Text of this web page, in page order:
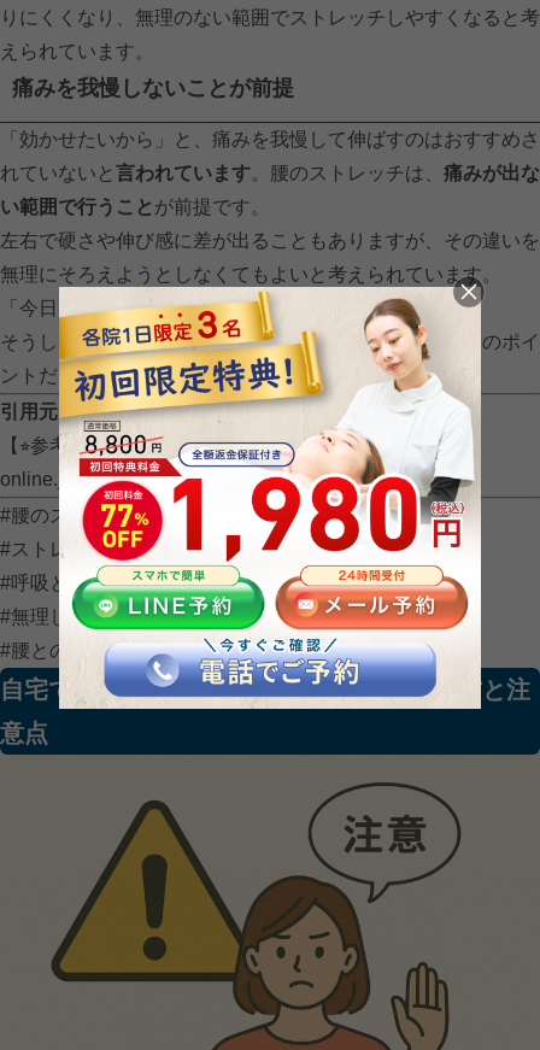
りにくくなり、無理のない範囲でストレッチしやすくなると考
えられています。
痛みを我慢しないことが前提
「効かせたいから」と、痛みを我慢して伸ばすのはおすすめさ
れていないと 言われています。腰のストレッチは、 痛みが出な
い範囲で行うこと が前提です。
左右で硬さや伸び感に差が出ることもありますが、その違いを
無理にそろえようとしなくてもよいと考えられています。
「今日はここまで」「今日は短めでやめる」
そうした判断ができることも、腰と上手につき合うためのポイ
ントだとされています。
引用元：腰のストレッチを行う際の基本的な考え方
【⭐︎参考記事】https://www.mediaid-
online.jp/hpgen/HPB/entries/45.html
#腰のストレッチ
#ストレッチの基本
#呼吸と動き
#無理しないケア
#腰との向き合い方
自宅で取り入れやすい腰ストレッチの考え方と注
意点